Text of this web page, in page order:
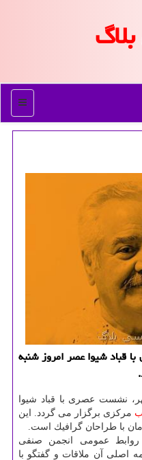
منو
قباد شیوا عصر امروز شنبه
نشست عصری با قباد شیوا
مركزی برگزار می گردد. این
با طراحان گرافیك است.
روابط عمومی انجمن صنفی
اصلی آن ملاقات و گفتگو با